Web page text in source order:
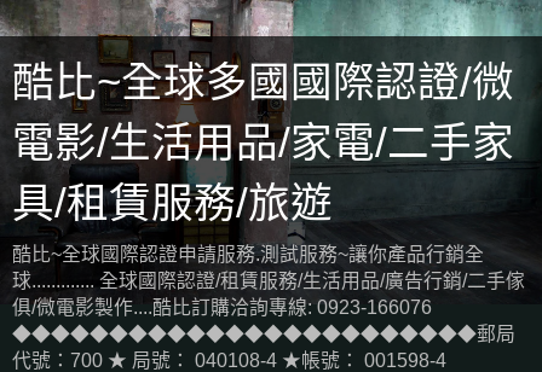
酷比~全球多國國際認證/微
電影/生活用品/家電/二手家
具/租賃服務/旅遊
酷比~全球國際認證申請服務.測試服務~讓你產品行銷全
球............. 全球國際認證/租賃服務/生活用品/廣告行銷/二手傢
俱/微電影製作....酷比訂購洽詢專線: 0923-166076
◆◆◆◆◆◆◆◆◆◆◆◆◆◆◆◆◆◆◆◆◆◆◆◆郵局
代號：700 ★ 局號： 040108-4 ★帳號： 001598-4